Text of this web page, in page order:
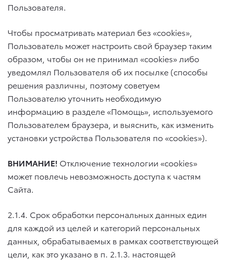
Пользователя.
Чтобы просматривать материал без «cookies»,
Пользователь может настроить свой браузер таким
образом, чтобы он не принимал «cookies» либо
уведомлял Пользователя об их посылке (способы
решения различны, поэтому советуем
Пользователю уточнить необходимую
информацию в разделе «Помощь», используемого
Пользователем браузера, и выяснить, как изменить
установки устройства Пользователя по «cookies»).
ВНИМАНИЕ! Отключение технологии «cookies»
может повлечь невозможность доступа к частям
Сайта.
2.1.4. Срок обработки персональных данных един
для каждой из целей и категорий персональных
данных, обрабатываемых в рамках соответствующей
цели, как это указано в п. 2.1.3. настоящей